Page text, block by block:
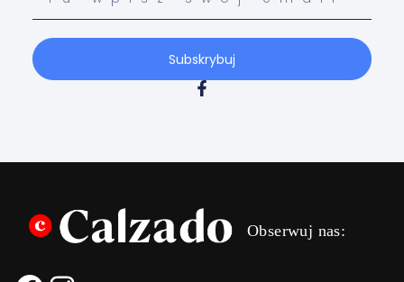
Subskrybuj
Obserwuj nas: